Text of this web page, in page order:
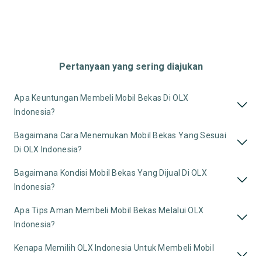
Pertanyaan yang sering diajukan
Apa Keuntungan Membeli Mobil Bekas Di OLX
Indonesia?
Bagaimana Cara Menemukan Mobil Bekas Yang Sesuai
Di OLX Indonesia?
Bagaimana Kondisi Mobil Bekas Yang Dijual Di OLX
Indonesia?
Apa Tips Aman Membeli Mobil Bekas Melalui OLX
Indonesia?
Kenapa Memilih OLX Indonesia Untuk Membeli Mobil